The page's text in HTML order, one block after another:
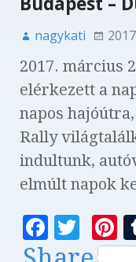
nagykati
2017. március
elérkezett a
napos
Rally
indultunk,
elmúlt napok
F
a
T
w n